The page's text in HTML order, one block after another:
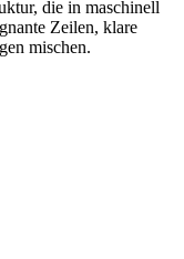
die in maschinell
Zeilen, klare
mischen.